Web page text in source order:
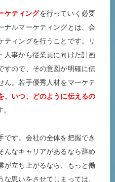
ケティングを行っていく必要
ナルマーケティングとは、会
ティングを行うことです。リ
人事から従業員に向けた計画
すので、その意図が明確に伝
ん。若手優秀人材をマーケテ
、いつ、どのように伝えるの
です。会社の全体を把握でき
んなキャリアがあるなら辞め
が立ち上がるなら、もっと働
思いをさせてしまっては、